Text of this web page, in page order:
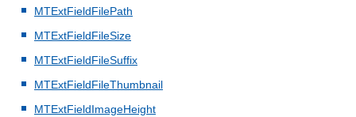
MTExtFieldFilePath
MTExtFieldFileSize
MTExtFieldFileSuffix
MTExtFieldFileThumbnail
MTExtFieldImageHeight